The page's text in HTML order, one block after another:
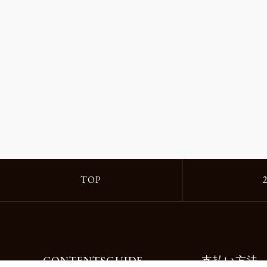
TOP
CONTENTSGUIDE 支払い方法